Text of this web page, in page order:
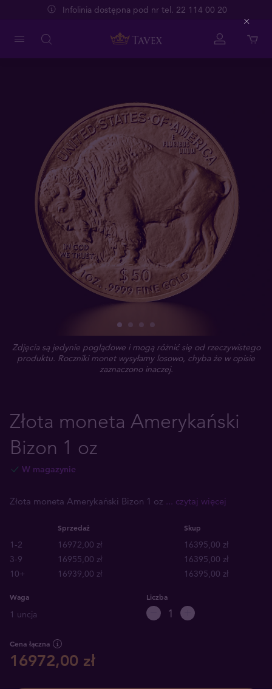
Infolinia dostępna pod nr tel. 22 114 00 20
Zdjęcia są jedynie poglądowe i mogą różnić się od rzeczywistego
produktu. Roczniki monet wysyłamy losowo, chyba że w opisie
zaznaczono inaczej.
Złota moneta Amerykański
Bizon 1 oz
W magazynie
Złota moneta Amerykański Bizon 1 oz ... czytaj więcej
Sprzedaż Skup
1-2 16972,00 zł
16395,00 zł
3-9
16955,00 zł
16395,00 zł
10+
16939,00 zł 16395,00 zł
Waga
1 uncja
Liczba
Cena łączna
16972,00 zł
Close